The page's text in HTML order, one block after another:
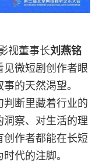
视董事长刘燕铭
见微短剧创作者眼
的天然渴望。
判断里藏着行业的
洞察、对生活的理
作者都能在长短
代的注脚。